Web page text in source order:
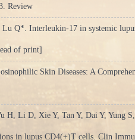
Review
Q*. Interleukin-17 in systemic
of print]
Skin Diseases: A
H, Li D, Xie Y, Tan Y, Dai Y, Yung
in lupus CD4(+)T cells. Clin